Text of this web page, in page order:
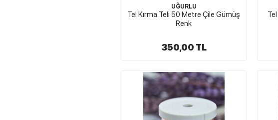
UĞURLU
Tel Kırma Teli 50 Metre Çile Gümüş
Renk
350,00 TL